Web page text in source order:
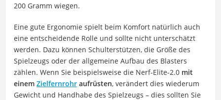
200 Gramm wiegen.
Eine gute Ergonomie spielt beim Komfort natürlich auch
eine entscheidende Rolle und sollte nicht unterschätzt
werden. Dazu können Schulterstützen, die Größe des
Spielzeugs oder der allgemeine Aufbau des Blasters
zählen. Wenn Sie beispielsweise die Nerf-Elite-2.0 mit
einem Zielfernrohr aufrüsten, verändert dies wiederum
Gewicht und Handhabe des Spielzeugs – dies sollten Sie